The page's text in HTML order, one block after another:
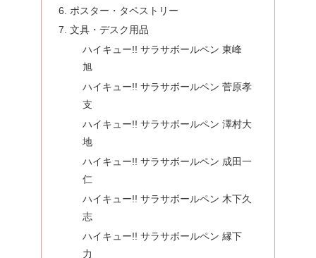
ポスター・タペストリー
文具・デスク用品
ハイキュー!! サラサボールペン 東峰
旭
ハイキュー!! サラサボールペン 菅原孝
支
ハイキュー!! サラサボールペン 澤村大
地
ハイキュー!! サラサボールペン 成田一
仁
ハイキュー!! サラサボールペン 木下久
志
ハイキュー!! サラサボールペン 縁下
力